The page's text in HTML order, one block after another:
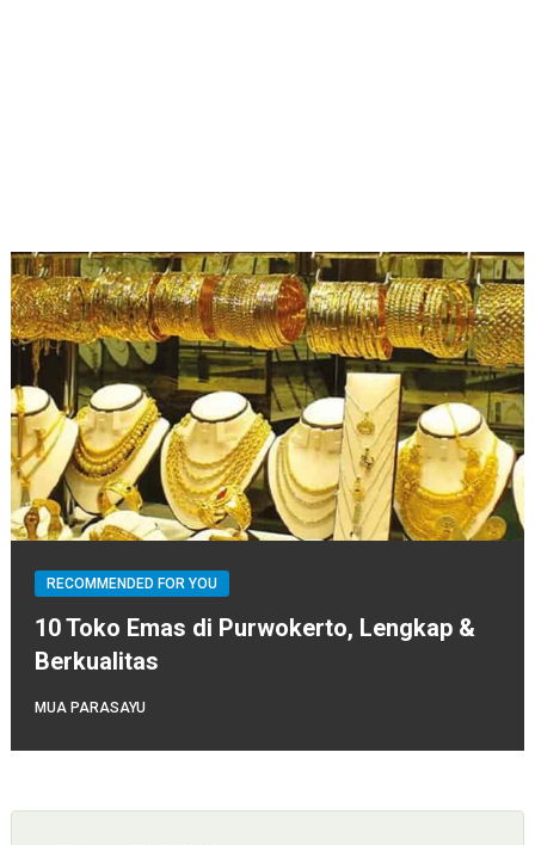
RECOMMENDED FOR YOU
10 Toko Emas di Purwokerto, Lengkap &
Berkualitas
MUA PARASAYU